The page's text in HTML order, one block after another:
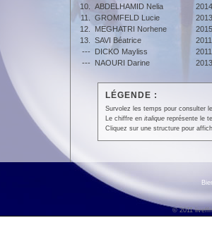
10. ABDELHAMID Nelia 2014
11. GROMFELD Lucie 2013
12. MEGHATRI Norhene 2015
13. SAVI Béatrice 2011
--- DICKO Mayliss 2011
--- NAOURI Darine 2013
LÉGENDE :
Survolez les temps pour consulter
Le chiffre en italiquereprésente le
Cliquez sur une structure pour
© 2011